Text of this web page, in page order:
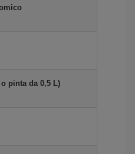
pinta da 0,5 L)